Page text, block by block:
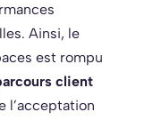
Ainsi, le
est rompu
client
l’acceptation